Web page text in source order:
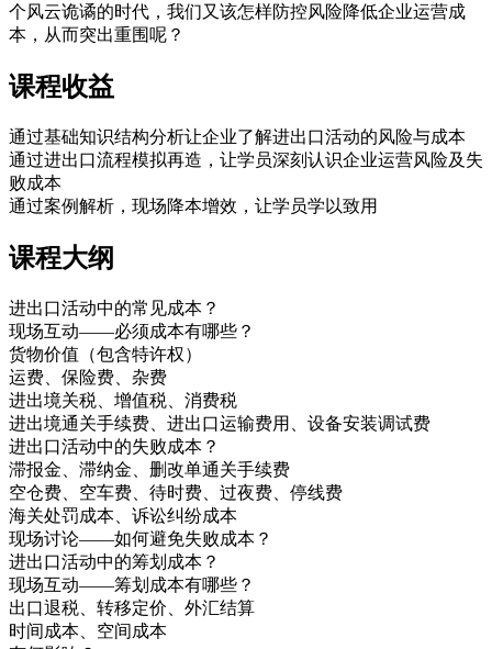
个风云诡谲的时代，我们又该怎样防控风险降低企业运营成
本，从而突出重围呢？
课程收益
通过基础知识结构分析让企业了解进出口活动的风险与成本
通过进出口流程模拟再造，让学员深刻认识企业运营风险及失
败成本
通过案例解析，现场降本增效，让学员学以致用
课程大纲
进出口活动中的常见成本？
现场互动——必须成本有哪些？
货物价值（包含特许权）
运费、保险费、杂费
进出境关税、增值税、消费税
进出境通关手续费、进出口运输费用、设备安装调试费
进出口活动中的失败成本？
滞报金、滞纳金、删改单通关手续费
空仓费、空车费、待时费、过夜费、停线费
海关处罚成本、诉讼纠纷成本
现场讨论——如何避免失败成本？
进出口活动中的筹划成本？
现场互动——筹划成本有哪些？
出口退税、转移定价、外汇结算
时间成本、空间成本